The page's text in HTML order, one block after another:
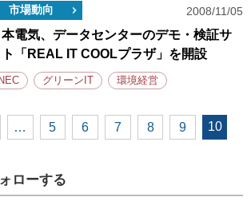
市場動向 2008/11/05
本電気、データセンターのデモ・検証サ
ト「REAL IT COOLプラザ」を開設
NEC グリーンIT 環境経営
… 5 6 7 8 9 10
ローする